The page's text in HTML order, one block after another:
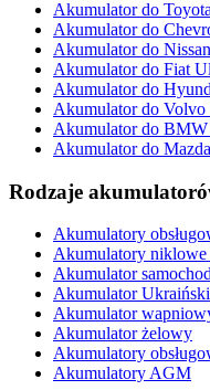
Akumulator do
Akumulator do
Akumulator do
Akumulator do Fiat
Akumulator do
Akumulator do
Akumulator do
Akumulator do
Rodzaje
Akumulatory
Akumulatory
Akumulator
Akumulator Ukraiński
Akumulator
Akumulator żelowy
Akumulatory
Akumulatory AGM